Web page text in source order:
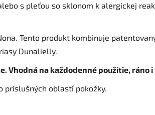
s pleťou so sklonom k ​​alergickej
Tento produkt kombinuje
Dunalielly.
Vhodná na každodenné použitie, ráno i
príslušných oblastí pokožky.